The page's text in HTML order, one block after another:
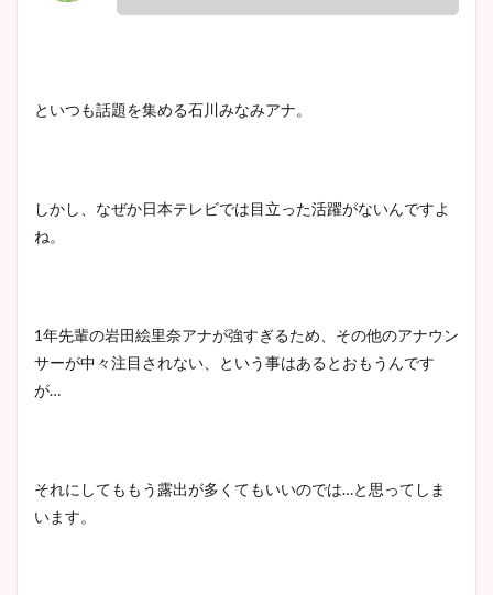
といつも話題を集める石川みなみアナ。
しかし、なぜか日本テレビでは目立った活躍がないんですよ
ね。
1年先輩の岩田絵里奈アナが強すぎるため、その他のアナウン
サーが中々注目されない、という事はあるとおもうんです
が…
それにしてももう露出が多くてもいいのでは…と思ってしま
います。